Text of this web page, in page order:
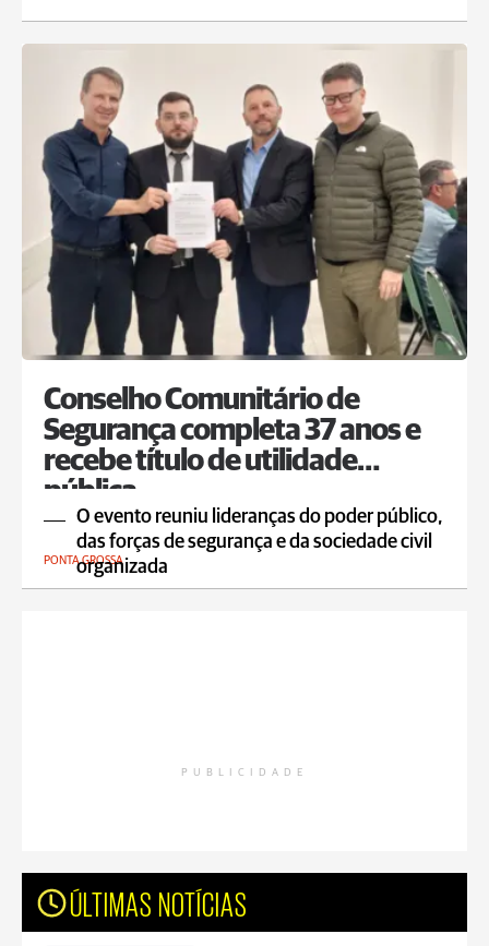
Conselho Comunitário de
Segurança completa 37 anos e
recebe título de utilidade
pública
O evento reuniu lideranças do poder público,
das forças de segurança e da sociedade civil
organizada
PONTA GROSSA
PUBLICIDADE
ÚLTIMAS NOTÍCIAS